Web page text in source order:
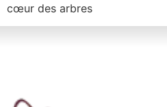
cœur des arbres